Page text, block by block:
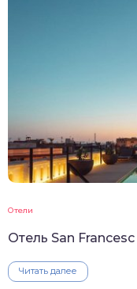
Отели
Отель San
Читать далее